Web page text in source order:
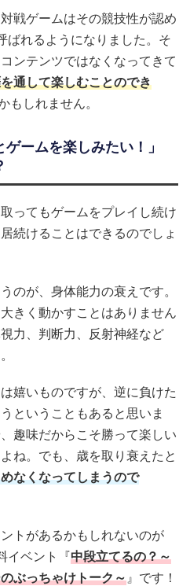
戦ゲームはその競技性が認め
ばれるようになりました。そ
ンテンツではなくなってきて
通して楽しむことのでき
もしれません。
ゲームを楽しみたい！」
ってもゲームをプレイし続け
続けることはできるのでしょ
のが、身体能力の衰えです。
きく動かすことはありません
力、判断力、反射神経など
嬉いものですが、逆に負けた
ということもあると思いま
趣味だからこそ勝って楽しい
ね。でも、歳を取り衰えたと
なくなってしまうので
トがあるかもしれないのが
イベント『中段立てるの？～
ぶっちゃけトーク～』です！